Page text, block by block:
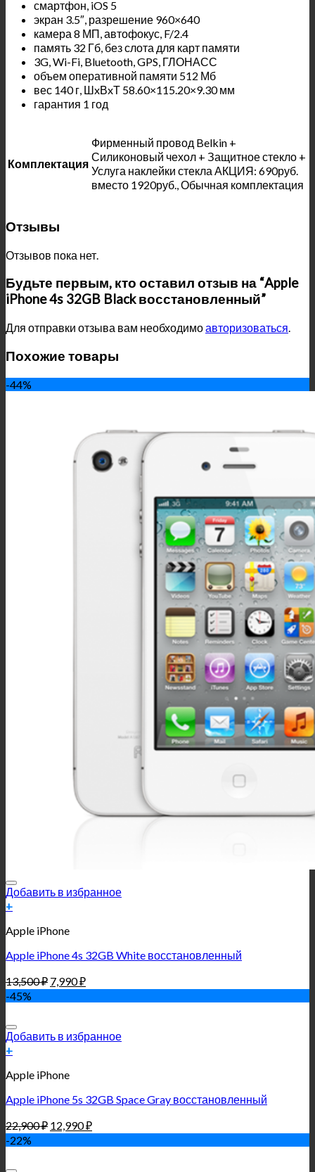
смартфон, iOS 5
экран 3.5″, разрешение 960×640
камера 8 МП, автофокус, F/2.4
память 32 Гб, без слота для карт памяти
3G, Wi-Fi, Bluetooth, GPS, ГЛОНАСС
объем оперативной памяти 512 Мб
вес 140 г, ШxВxТ 58.60×115.20×9.30 мм
гарантия 1 год
Комплектация
Фирменный провод Belkin +
Силиконовый чехол + Защитное стекло +
Услуга наклейки стекла АКЦИЯ: 690руб.
вместо 1920руб., Обычная комплектация
Отзывы
Отзывов пока нет.
Будьте первым, кто оставил отзыв на “Apple
iPhone 4s 32GB Black восстановленный”
Для отправки отзыва вам необходимоавторизоваться.
Похожие товары
-44%
Добавить в избранное
+
Apple iPhone
Apple iPhone 4s 32GB White восстановленный
13,500₽ 7,990₽
-45%
Добавить в избранное
+
Apple iPhone
Apple iPhone 5s 32GB Space Gray восстановленный
22,900₽ 12,990₽
-22%